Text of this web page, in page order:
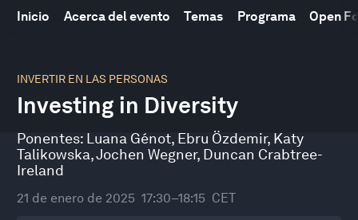
Inicio Acerca del evento Temas Programa Open
INVERTIR EN LAS PERSONAS
Investing in Diversity
Ponentes: Luana Génot, Ebru Özdemir, Katy
Talikowska,Jochen Wegner, Duncan Crabtree-
Ireland
21 de enero de 2025 17:30–18:15 CET
seconds
46
minutes,
seconds